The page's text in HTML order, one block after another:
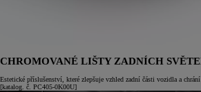
CHROMOVANÉ LIŠTY ZADNÍCH
Estetické příslušenství, které zlepšuje vzhled zadní části vozidla a
[katalog. č. PC405-0K00U]